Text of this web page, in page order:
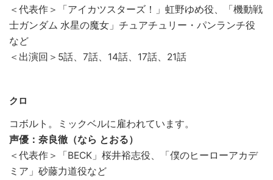
＜代表作＞「アイカツスターズ！」虹野ゆめ役、「機動戦
士ガンダム 水星の魔女」チュアチュリー・パンランチ役
など
＜出演回＞5話、7話、14話、17話、21話
クロ
コボルト。ミックベルに雇われています。
声優：奈良徹（なら とおる）
＜代表作＞「BECK」桜井裕志役、「僕のヒーローアカデ
ミア」砂藤力道役など